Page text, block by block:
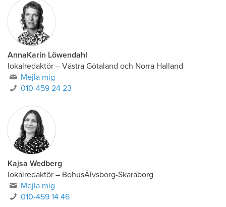
AnnaKarin Löwendahl
lokalredaktör–
Mejla mig
Kajsa Wedberg
lokalredaktör–
Mejla mig